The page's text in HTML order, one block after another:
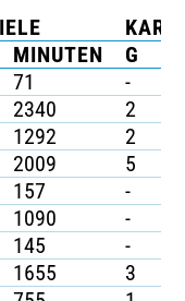
MINUTEN G
71 -
2340 2
1292 2
2009 5
157 -
1090 -
145 -
1655 3